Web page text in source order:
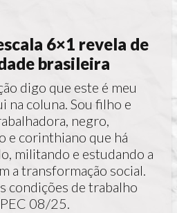
6×1 revela de
brasileira
digo que este é meu
na coluna. Sou filho e
negro,
e corinthiano que há
militando e estudando a
a transformação social.
condições de trabalho
08/25.